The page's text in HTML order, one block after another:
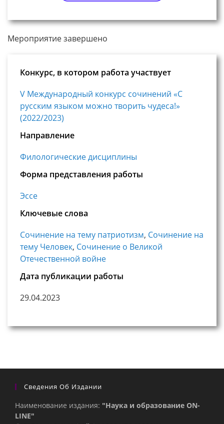
Мероприятие завершено
Конкурс, в котором работа участвует
V Международный конкурс сочинений «С
русским языком можно творить чудеса!»
(2022/2023)
Направление
Филологические дисциплины
Форма представления работы
Эссе
Ключевые слова
Сочинение на тему патриотизм, Сочинение на
тему Человек, Сочинение о Великой
Отечественной войне
Дата публикации работы
29.04.2023
Сведения Об Издании
Наименование издания: "Наука и образование ON-
LINE"